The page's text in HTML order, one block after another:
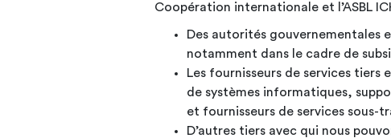
Coopération internationale et l’ASBL
Des autorités gouvernementales
notamment dans le cadre de
Les fournisseurs de services tiers
de systèmes informatiques,
et fournisseurs de services sous-
D’autres tiers avec qui nous